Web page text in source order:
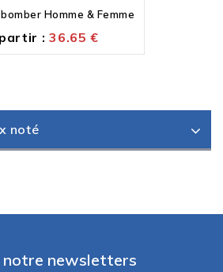
Homme & Femme
: 36.65€
noté
notre newsletters